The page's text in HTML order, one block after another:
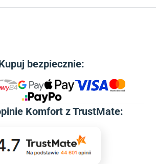
bezpiecznie:
Komfort z TrustMate: